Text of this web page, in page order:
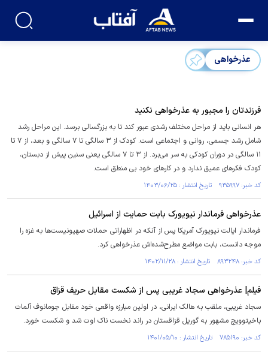
عذرخواهی
فرزندتان را مجبور به عذرخواهی نکنید
هر انسانی باید از مراحل مختلف رشدی عبور کند تا به بزرگسالی برسد. این مراحل رشد
شامل رشد جسمی، روانی و اجتماعی است. کودک از ۳ سالگی تا ۷ سالگی و بعد، از ۷ تا
۱۱ سالگی در دوران کودکی به سر می‌برد. از ۳ تا ۷ سالگی یعنی سنین پیش از دبستان،
کودک فکر‌های عمیق ندارد و در کار‌های خود بی منطق است.
کد خبر: ۹۳۵۹۹۷ تاریخ انتشار : ۱۴۰۳/۰۶/۲۵
عذرخواهی فرماندار نیویورک بابت حمایت از اسرائیل
فرماندار ایالت نیویورک آمریکا پس از آنکه در اظهاراتی حملات صهیونیست‌ها به غزه را
موجه دانست، بابت مواضع مطرح‌شده‌اش عذرخواهی کرد.
کد خبر: ۸۹۳۲۴۸ تاریخ انتشار : ۱۴۰۲/۱۱/۲۸
فیلم| عذرخواهی سجاد غریبی پس از شکست مقابل حریف قزاق
سجاد غریبی، ملقب به هالک ایرانی، در اولین مبارزه واقعی خود مقابل جومانوف آلمات
باخیتوویچ مشهور به گوریل قزاقستان در راند نخست ناک اوت شد و شکست خورد.
کد خبر: ۷۸۵۱۹۰ تاریخ انتشار : ۱۴۰۱/۰۵/۱۰